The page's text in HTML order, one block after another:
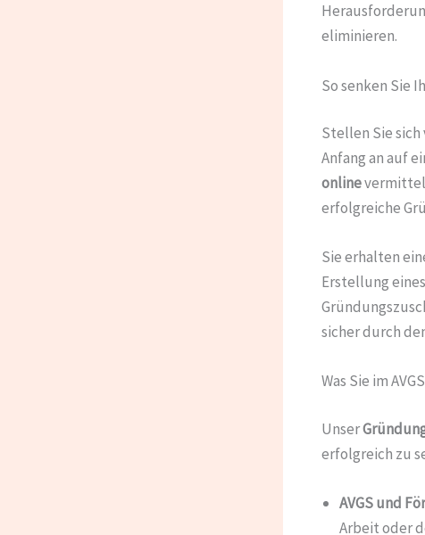
eliminieren.
So senken Sie
Stellen Sie
Anfang an auf
online
erfolgreiche
Sie erhalten
Erstellung
sicher durch
Was Sie im
Unser
erfolgreich zu
AVGS und
Arbeit oder